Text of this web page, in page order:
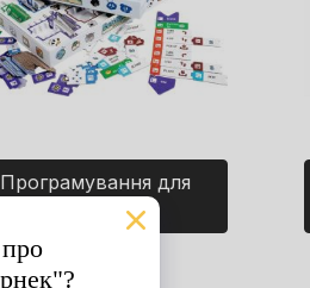
Програмування для
дітей. Ігри.